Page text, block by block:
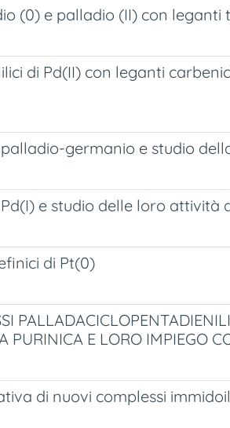
(0) e palladio (II) con
di Pd(II) con leganti
palladio-germanio e studio
e studio delle loro attività
di Pt(0)
PURINICA E LORO IMPIEGO
di nuovi complessi